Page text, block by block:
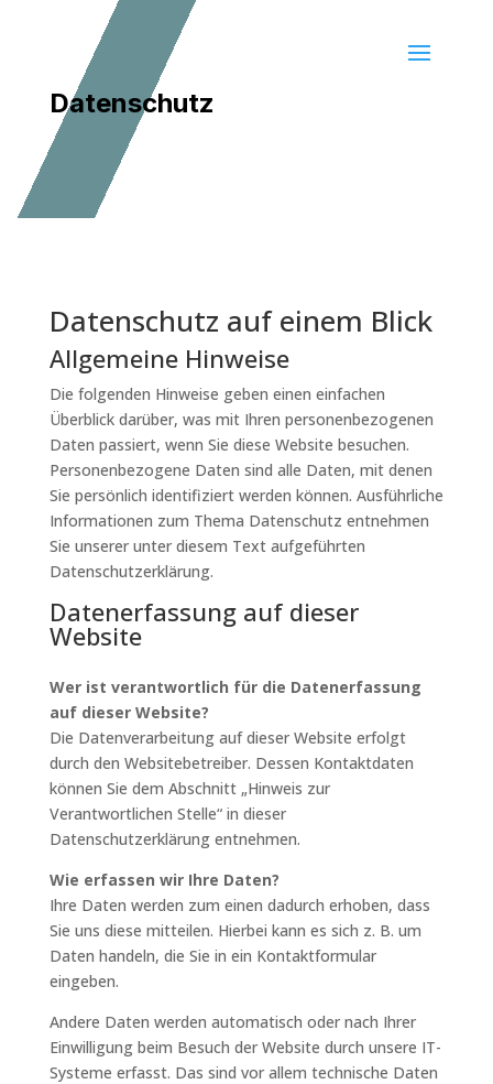
Datenschutz
Datenschutz auf einem Blick
Allgemeine Hinweise
Die folgenden Hinweise geben einen einfachen
Überblick darüber, was mit Ihren personenbezogenen
Daten passiert, wenn Sie diese Website besuchen.
Personenbezogene Daten sind alle Daten, mit denen
Sie persönlich identifiziert werden können. Ausführliche
Informationen zum Thema Datenschutz entnehmen
Sie unserer unter diesem Text aufgeführten
Datenschutzerklärung.
Datenerfassung auf dieser
Website
Wer ist verantwortlich für die Datenerfassung
auf dieser Website?
Die Datenverarbeitung auf dieser Website erfolgt
durch den Websitebetreiber. Dessen Kontaktdaten
können Sie dem Abschnitt „Hinweis zur
Verantwortlichen Stelle“ in dieser
Datenschutzerklärung entnehmen.
Wie erfassen wir Ihre Daten?
Ihre Daten werden zum einen dadurch erhoben, dass
Sie uns diese mitteilen. Hierbei kann es sich z. B. um
Daten handeln, die Sie in ein Kontaktformular
eingeben.
Andere Daten werden automatisch oder nach Ihrer
Einwilligung beim Besuch der Website durch unsere IT-
Systeme erfasst. Das sind vor allem technische Daten